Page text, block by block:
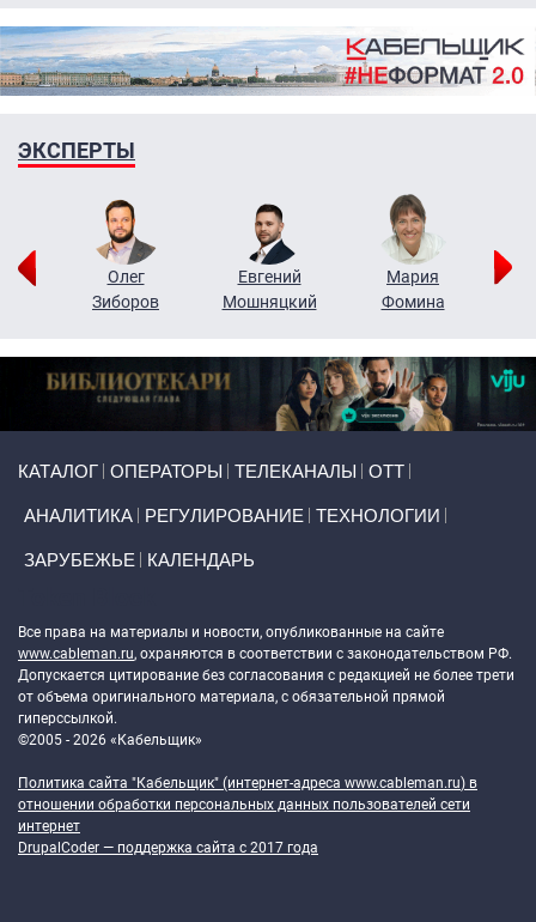
ЭКСПЕРТЫ
Олег
Зиборов
Евгений
Мошняцкий
Мария
Фомина
КАТАЛОГ ОПЕРАТОРЫ ТЕЛЕКАНАЛЫ ОТТ
АНАЛИТИКА РЕГУЛИРОВАНИЕ ТЕХНОЛОГИИ
ЗАРУБЕЖЬЕ КАЛЕНДАРЬ
Все права на материалы и новости, опубликованные на сайте
www.cableman.ru, охраняются в соответствии с законодательством РФ.
Допускается цитирование без согласования с редакцией не более трети
от объема оригинального материала, с обязательной прямой
гиперссылкой.
©2005 - 2026 «Кабельщик»
Политика сайта "Кабельщик" (интернет-адреса www.cableman.ru) в
отношении обработки персональных данных пользователей сети
интернет
DrupalCoder — поддержка сайта c 2017 года